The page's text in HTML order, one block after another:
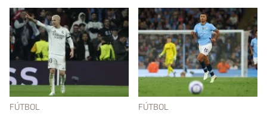
FÚTBOL FÚTBOL